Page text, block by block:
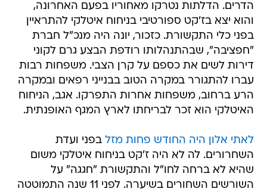
הדרים. הדלתות נטרקו מאחוריו בפעם האחרונה,
והוא יצא בז'קט ספורטיבי בניחוח איטלקי להתראיין
בפני כלי התקשורת. כזכור, יונה היה מנכ"ל חברת
"חפציבה", שבהתנהלותו רודפת הבצע גרם לקוני
דירות לשים את כספם על קרן הצבי. משפחות רבות
עברו להתגורר במקרה הטוב בבנייני רפאים ובמקרה
הרע ברחוב, משפחות אחרות התפרקו. אגב, הניחוח
האיטלקי הוא זכר לבריחתו לארץ המגף האופנתית.
לאתי אלון היה החודש פחות מזל בפני ועדת
השחרורים. לה לא היה ז'קט בניחוח איטלקי משום
שהיא לא ברחה לחו"ל והתקשורת "חגגה" על
השורשים השחורים בשיערה. לפני 11 שנה התמוטטה